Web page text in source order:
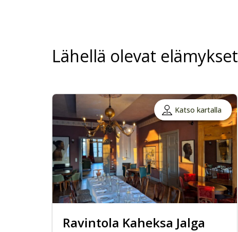
Lähellä olevat elämykset
Katso kartalla
Ravintola Kaheksa Jalga